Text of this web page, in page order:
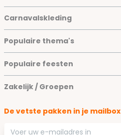
Carnavalskleding
Populaire thema's
Populaire feesten
Zakelijk / Groepen
De vetste pakken in je mailbox
E-mailadres